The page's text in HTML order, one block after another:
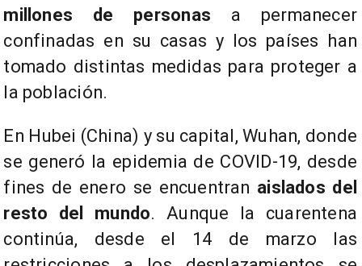
millones de personas a permanecer
confinadas en su casas y los países han
tomado distintas medidas para proteger a
la población.
En Hubei (China) y su capital, Wuhan, donde
se generó la epidemia de COVID-19, desde
fines de enero se encuentran aislados del
resto del mundo. Aunque la cuarentena
continúa, desde el 14 de marzo las